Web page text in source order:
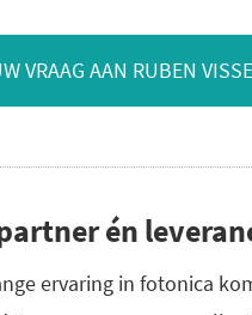
VRAAG AAN RUBEN
én
ervaring in fotonica